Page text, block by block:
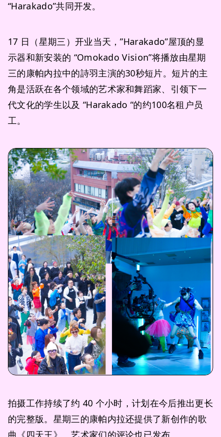
“Harakado”共同开发。
17 日（星期三）开业当天，”Harakado”屋顶的显
示器和新安装的 “Omokado Vision”将播放由星期
三的康帕内拉中的詩羽主演的30秒短片。短片的主
角是活跃在各个领域的艺术家和舞蹈家、引领下一
代文化的学生以及 “Harakado “的约100名租户员
工。
拍摄工作持续了约 40 个小时，计划在今后推出更长
的完整版。星期三的康帕内拉还提供了新创作的歌
曲《四天王》。艺术家们的评论也已发布。